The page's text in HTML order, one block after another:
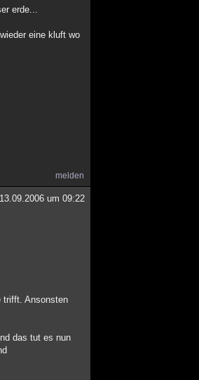
erde...
eine kluft wo
melden
13.09.2006 um 09:22
trifft. Ansonsten
das tut es nun